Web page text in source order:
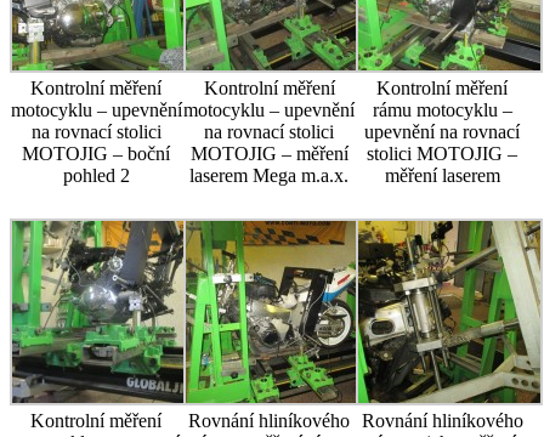
Kontrolní měření
motocyklu – upevnění
na rovnací stolici
MOTOJIG – boční
pohled 2
Kontrolní měření
motocyklu – upevnění
na rovnací stolici
MOTOJIG – měření
laserem Mega m.a.x.
Kontrolní měření
rámu motocyklu –
upevnění na rovnací
stolici MOTOJIG –
měření laserem
Kontrolní měření
Rovnání hliníkového Rovnání hliníkového